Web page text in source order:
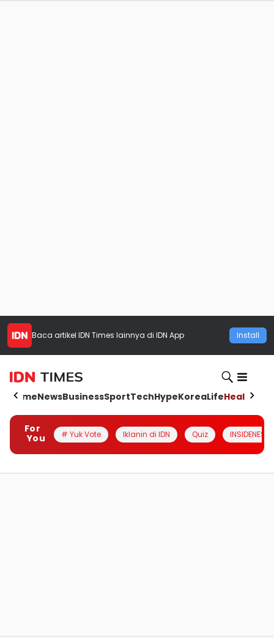
Baca artikel IDN Times lainnya di IDN App Install
HomeNewsBusinessSportTechHypeKoreaLifeHealth
For
You
# Yuk Vote Iklanin di IDN Quiz INSIDENESIA